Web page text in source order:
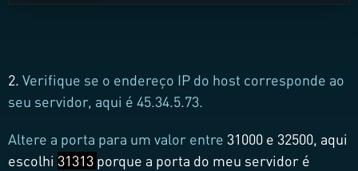
2. Verifique se o endereço IP do host corresponde ao
seu servidor, aqui é 45.34.5.73.
Altere a porta para um valor entre 31000 e 32500, aqui
escolhi 31313 porque a porta do meu servidor é